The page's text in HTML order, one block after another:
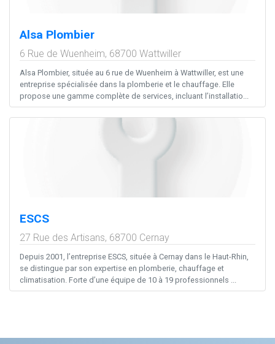
Alsa Plombier
6 Rue de Wuenheim, 68700 Wattwiller
Alsa Plombier, située au 6 rue de Wuenheim à Wattwiller, est une
entreprise spécialisée dans la plomberie et le chauffage. Elle
propose une gamme complète de services, incluant l’installatio...
ESCS
27 Rue des Artisans, 68700 Cernay
Depuis 2001, l’entreprise ESCS, située à Cernay dans le Haut-Rhin,
se distingue par son expertise en plomberie, chauffage et
climatisation. Forte d’une équipe de 10 à 19 professionnels ...